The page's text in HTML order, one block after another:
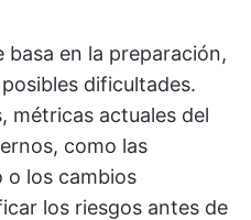
basa en la preparación,
dificultades.
métricas actuales del
como las
o los cambios
los riesgos antes de